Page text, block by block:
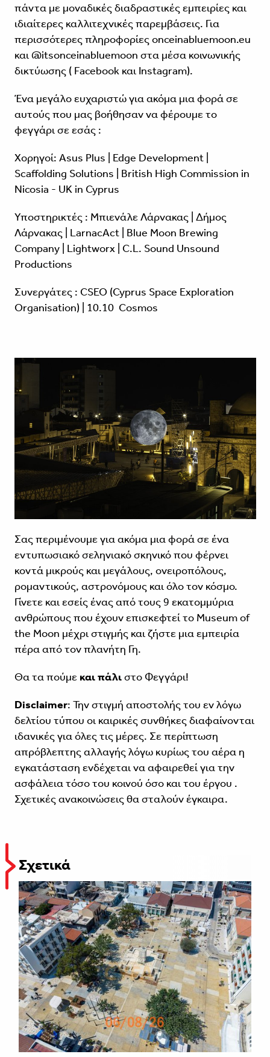
πάντα με μοναδικές διαδραστικές εμπειρίες και
ιδιαίτερες καλλιτεχνικές παρεμβάσεις. Για
περισσότερες πληροφορίες onceinabluemoon.eu
και @itsonceinabluemoon στα μέσα κοινωνικής
δικτύωσης ( Facebook και Instagram).
Ένα μεγάλο ευχαριστώ για ακόμα μια φορά σε
αυτούς που μας βοήθησαν να φέρουμε το
φεγγάρι σε εσάς :
Χορηγοί: Asus Plus | Edge Development |
Scaffolding Solutions | British High Commission in
Nicosia - UK in Cyprus
Υποστηρικτές : Μπιενάλε Λάρνακας | Δήμος
Λάρνακας | LarnacAct | Blue Moon Brewing
Company | Lightworx | C.L. Sound Unsound
Productions
Συνεργάτες : CSEO (Cyprus Space Exploration
Organisation) | 10.10 Cosmos
Σας περιμένουμε για ακόμα μια φορά σε ένα
εντυπωσιακό σεληνιακό σκηνικό που φέρνει
κοντά μικρούς και μεγάλους, ονειροπόλους,
ρομαντικούς, αστρονόμους και όλο τον κόσμο.
Γίνετε και εσείς ένας από τους 9 εκατομμύρια
ανθρώπους που έχουν επισκεφτεί το Museum of
the Moon μέχρι στιγμής και ζήστε μια εμπειρία
πέρα από τον πλανήτη Γη.
Θα τα πούμε και πάλιστο Φεγγάρι!
Disclaimer: Την στιγμή αποστολής του εν λόγω
δελτίου τύπου οι καιρικές συνθήκες διαφαίνονται
ιδανικές για όλες τις μέρες. Σε περίπτωση
απρόβλεπτης αλλαγής λόγω κυρίως του αέρα η
εγκατάσταση ενδέχεται να αφαιρεθεί για την
ασφάλεια τόσο του κοινού όσο και του έργου .
Σχετικές ανακοινώσεις θα σταλούν έγκαιρα.
Σχετικά